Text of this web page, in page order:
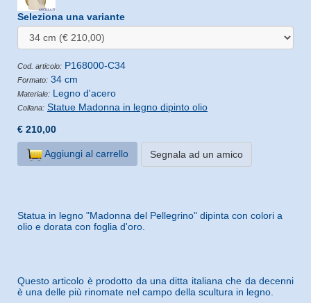
Seleziona una variante
Cod. articolo: P168000-C34
Formato: 34 cm
Materiale: Legno d'acero
Collana: Statue Madonna in legno dipinto olio
€ 210,00
Aggiungi al carrello Segnala ad un amico
Statua in legno "Madonna del Pellegrino" dipinta con colori a
olio e dorata con foglia d'oro.
Questo articolo è prodotto da una ditta italiana che da decenni
è una delle più rinomate nel campo della scultura in legno.